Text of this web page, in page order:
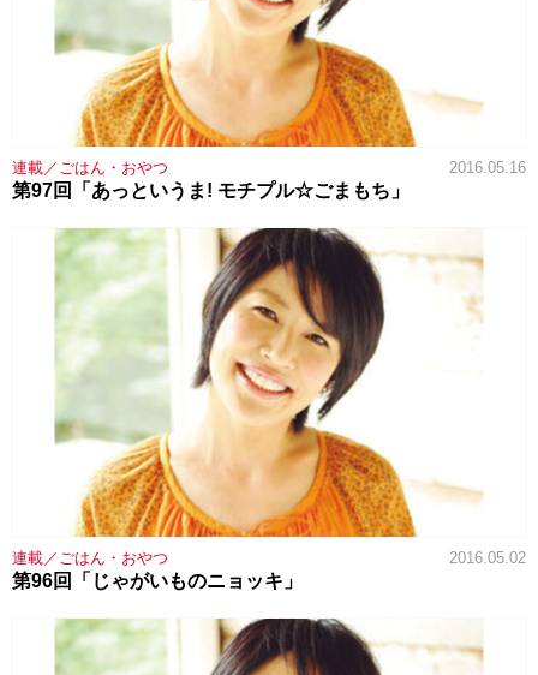
連載／ごはん・おやつ 2016.05.16
第97回「あっというま! モチプル☆ごまもち」
連載／ごはん・おやつ 2016.05.02
第96回「じゃがいものニョッキ」